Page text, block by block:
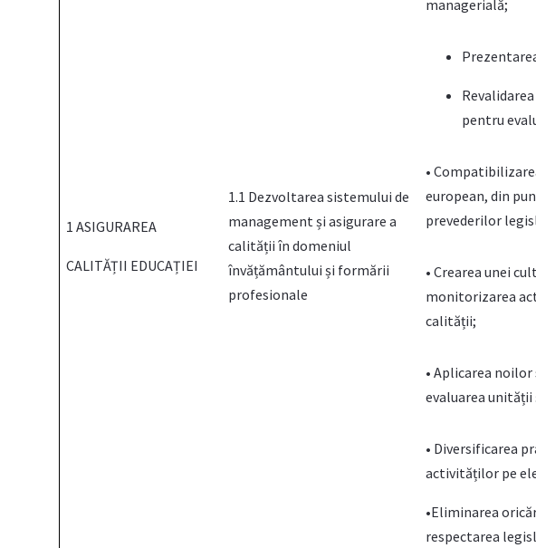
1 ASIGURAREA
CALITĂȚII EDUCAȚIEI
1.1 Dezvoltarea sistemului de
management și asigurare a
calității în domeniul
învățământului și formării
profesionale
managerială;
pentru
•
european, din
prevederilor
• Crearea unei
monitorizarea
calității;
• Aplicarea
evaluarea unității
• Diversificarea
activităților pe
•Eliminarea
respectarea